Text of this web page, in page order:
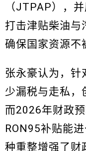
（JTPAP），
打击津贴柴油与
确保国家资源不
张永豪认为，针
少漏税与走私，
而2026年财政
RON95补贴能
种重整增强了财